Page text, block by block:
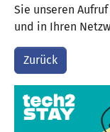
Sie unseren
und in Ihren
Zurück